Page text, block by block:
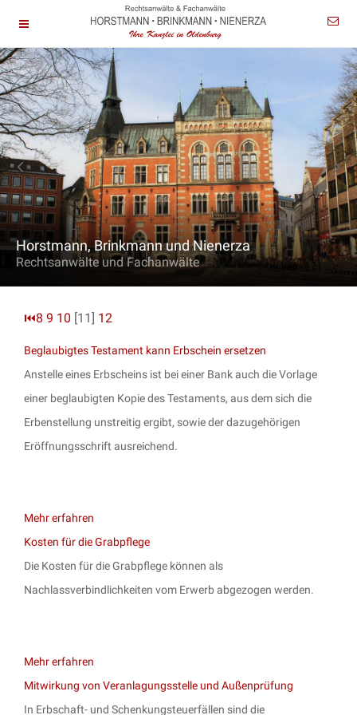
Horstmann, Brinkmann und Nienerza
Rechtsanwälte und Fachanwälte
⏮8 9 10 [11] 12
Beglaubigtes Testament kann Erbschein ersetzen
Anstelle eines Erbscheins ist bei einer Bank auch die Vorlage
einer beglaubigten Kopie des Testaments, aus dem sich die
Erbenstellung unstreitig ergibt, sowie der dazugehörigen
Eröffnungsschrift ausreichend.
Mehr erfahren
Kosten für die Grabpflege
Die Kosten für die Grabpflege können als
Nachlassverbindlichkeiten vom Erwerb abgezogen werden.
Mehr erfahren
Mitwirkung von Veranlagungsstelle und Außenprüfung
In Erbschaft- und Schenkungsteuerfällen sind die